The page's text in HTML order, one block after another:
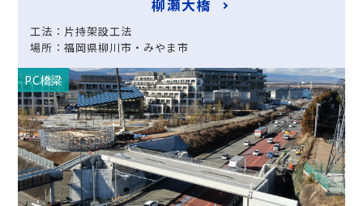
柳瀬大橋
工法：片持架設工法
場所：福岡県柳川市・みやま市
PC橋梁